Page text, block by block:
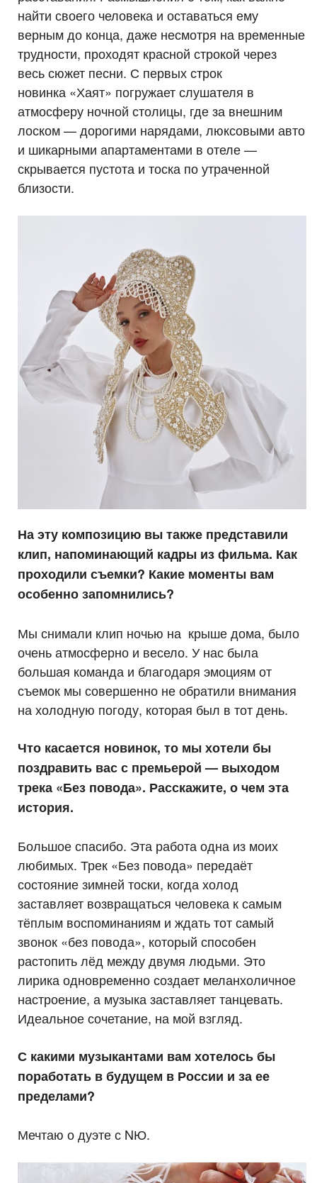
найти своего человека и оставаться ему
верным до конца, даже несмотря на временные
трудности, проходят красной строкой через
весь сюжет песни. С первых строк
новинка «Хаят» погружает слушателя в
атмосферу ночной столицы, где за внешним
лоском — дорогими нарядами, люксовыми авто
и шикарными апартаментами в отеле —
скрывается пустота и тоска по утраченной
близости.
На эту композицию вы также представили
клип, напоминающий кадры из фильма. Как
проходили съемки? Какие моменты вам
особенно запомнились?
Мы снимали клип ночью на крыше дома, было
очень атмосферно и весело. У нас была
большая команда и благодаря эмоциям от
съемок мы совершенно не обратили внимания
на холодную погоду, которая был в тот день.
Что касается новинок, то мы хотели бы
поздравить вас с премьерой — выходом
трека «Без повода». Расскажите, о чем эта
история.
Большое спасибо. Эта работа одна из моих
любимых. Трек «Без повода» передаёт
состояние зимней тоски, когда холод
заставляет возвращаться человека к самым
тёплым воспоминаниям и ждать тот самый
звонок «без повода», который способен
растопить лёд между двумя людьми. Это
лирика одновременно создает меланхоличное
настроение, а музыка заставляет танцевать.
Идеальное сочетание, на мой взгляд.
С какими музыкантами вам хотелось бы
поработать в будущем в России и за ее
пределами?
Мечтаю о дуэте с NЮ.